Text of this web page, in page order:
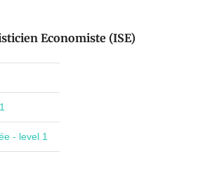
Economiste (ISE)
- level 1